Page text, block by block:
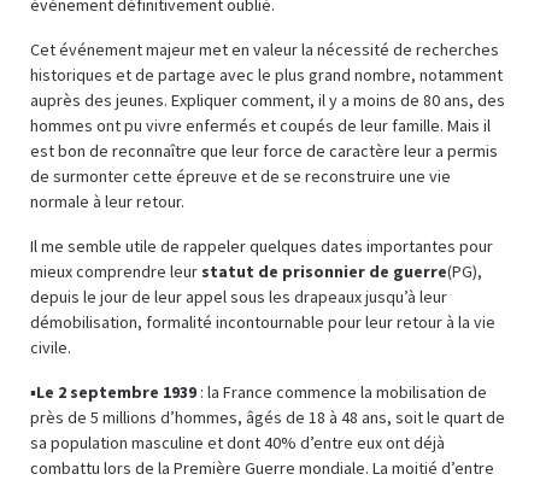
Cet événement majeur met en valeur la nécessité de recherches
historiques et de partage avec le plus grand nombre, notamment
auprès des jeunes. Expliquer comment, il y a moins de 80 ans, des
hommes ont pu vivre enfermés et coupés de leur famille. Mais il
est bon de reconnaître que leur force de caractère leur a permis
de surmonter cette épreuve et de se reconstruire une vie
normale à leur retour.
Il me semble utile de rappeler quelques dates importantes pour
mieux comprendre leur statut de prisonnier de guerre(PG),
depuis le jour de leur appel sous les drapeaux jusqu’à leur
démobilisation, formalité incontournable pour leur retour à la vie
civile.
▪Le 2 septembre 1939 : la France commence la mobilisation de
près de 5 millions d’hommes, âgés de 18 à 48 ans, soit le quart de
sa population masculine et dont 40% d’entre eux ont déjà
combattu lors de la Première Guerre mondiale. La moitié d’entre